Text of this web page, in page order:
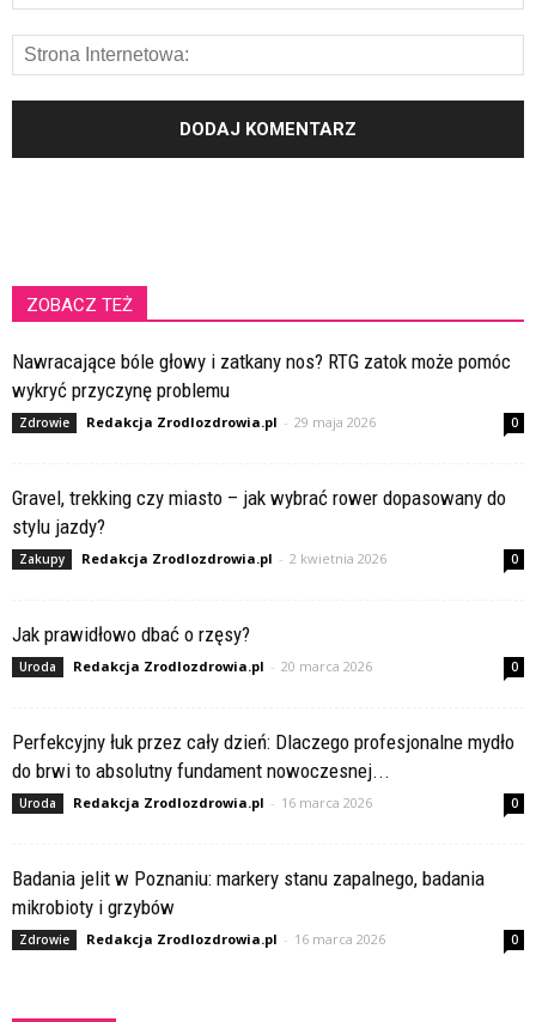
ZOBACZ TEŻ
Nawracające bóle głowy i zatkany nos? RTG zatok może pomóc
wykryć przyczynę problemu
Zdrowie Redakcja Zrodlozdrowia.pl - 29 maja 2026 0
Gravel, trekking czy miasto – jak wybrać rower dopasowany do
stylu jazdy?
Zakupy Redakcja Zrodlozdrowia.pl - 2 kwietnia 2026 0
Jak prawidłowo dbać o rzęsy?
Uroda Redakcja Zrodlozdrowia.pl - 20 marca 2026 0
Perfekcyjny łuk przez cały dzień: Dlaczego profesjonalne mydło
do brwi to absolutny fundament nowoczesnej...
Uroda Redakcja Zrodlozdrowia.pl - 16 marca 2026 0
Badania jelit w Poznaniu: markery stanu zapalnego, badania
mikrobioty i grzybów
Zdrowie Redakcja Zrodlozdrowia.pl - 16 marca 2026 0